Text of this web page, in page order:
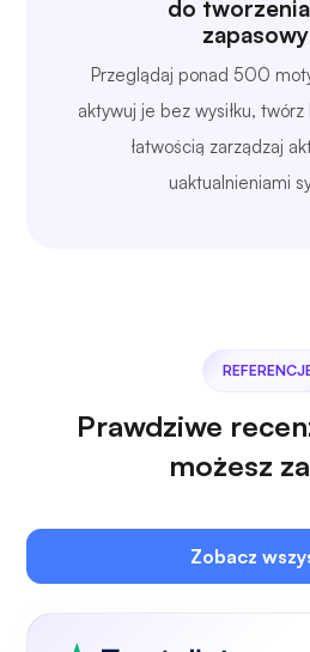
do
Przeglądaj ponad 500
aktywuj je bez wysiłku,
łatwością zarządzaj
uaktualnieniami
Prawdziwe
możesz
Zobacz